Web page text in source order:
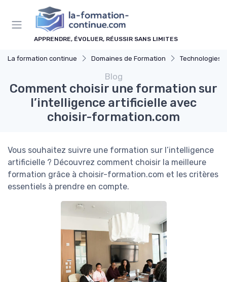
APPRENDRE, ÉVOLUER, RÉUSSIR SANS LIMITES
La formation continue Domaines de Formation Technologies et
Blog
Comment choisir une formation sur
l’intelligence artificielle avec
choisir-formation.com
Vous souhaitez suivre une formation sur l’intelligence
artificielle ? Découvrez comment choisir la meilleure
formation grâce à choisir-formation.com et les critères
essentiels à prendre en compte.
Panneau de gestion des cookies